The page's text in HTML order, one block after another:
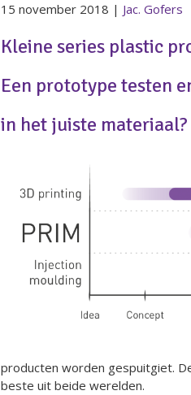
15 november 2018 | Jac. Gofers
Kleine series plastic
Een prototype testen
in het juiste materiaal?
producten worden gespuitgiet.
beste uit beide werelden.